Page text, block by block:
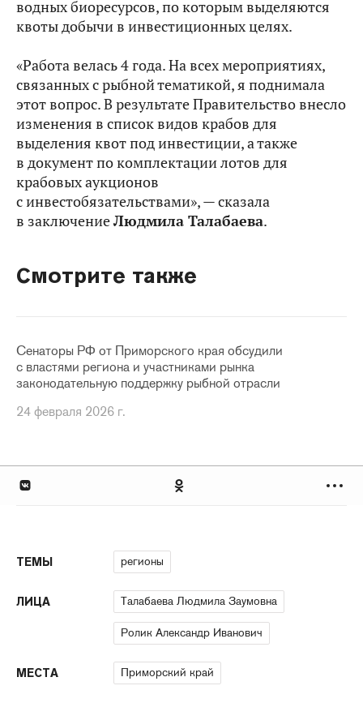
водных биоресурсов, по которым выделяются
квоты добычи в инвестиционных целях.
«Работа велась 4 года. На всех мероприятиях,
связанных с рыбной тематикой, я поднимала
этот вопрос. В результате Правительство внесло
изменения в список видов крабов для
выделения квот под инвестиции, а также
в документ по комплектации лотов для
крабовых аукционов
с инвестобязательствами», — сказала
в заключениеЛюдмила Талабаева.
Смотрите также
Сенаторы РФ от Приморского края обсудили
с властями региона и участниками рынка
законодательную поддержку рыбной отрасли
24 февраля 2026 г.
ТЕМЫ регионы
ЛИЦА Талабаева Людмила Заумовна
Ролик Александр Иванович
МЕСТА Приморский край